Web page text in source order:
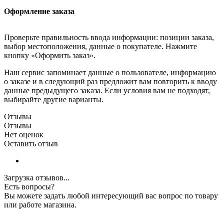
Оформление заказа
Проверьте правильность ввода информации: позиции заказа,
выбор местоположения, данные о покупателе. Нажмите
кнопку «Оформить заказ».
Наш сервис запоминает данные о пользователе, информацию
о заказе и в следующий раз предложит вам повторить к вводу
данные предыдущего заказа. Если условия вам не подходят,
выбирайте другие варианты.
Отзывы
Отзывы
Нет оценок
Оставить отзыв
Загрузка отзывов...
Есть вопросы?
Вы можете задать любой интересующий вас вопрос по товару
или работе магазина.